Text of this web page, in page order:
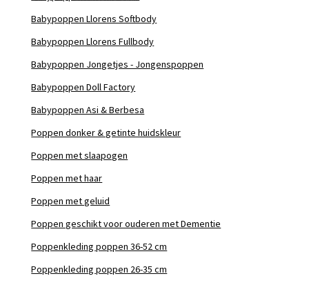
Babypoppen Llorens Softbody
Babypoppen Llorens Fullbody
Babypoppen Jongetjes - Jongenspoppen
Babypoppen Doll Factory
Babypoppen Asi & Berbesa
Poppen donker & getinte huidskleur
Poppen met slaapogen
Poppen met haar
Poppen met geluid
Poppen geschikt voor ouderen met Dementie
Poppenkleding poppen 36-52 cm
Poppenkleding poppen 26-35 cm